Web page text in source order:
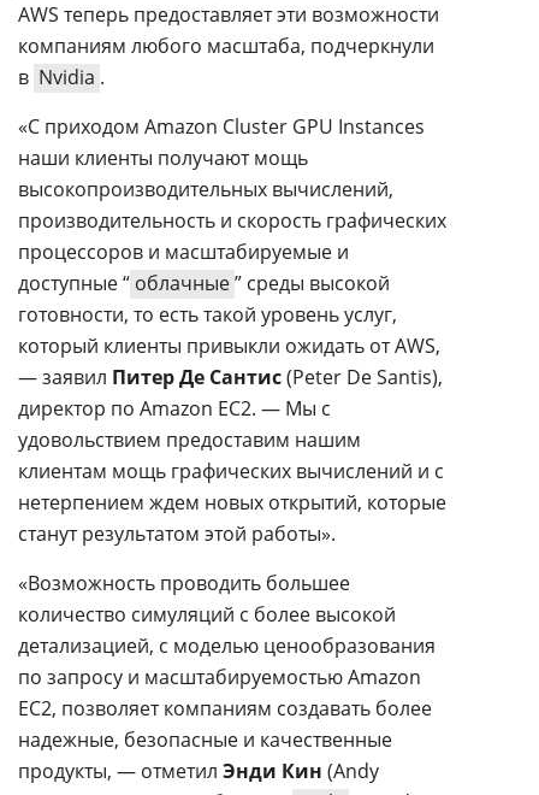
AWS теперь предоставляет эти возможности
компаниям любого масштаба, подчеркнули
в Nvidia .
«С приходом Amazon Cluster GPU Instances
наши клиенты получают мощь
высокопроизводительных вычислений,
производительность и скорость графических
процессоров и масштабируемые и
доступные “ облачные” среды высокой
готовности, то есть такой уровень услуг,
который клиенты привыкли ожидать от AWS,
— заявил Питер Де Сантис(Peter De Santis),
директор по Amazon EC2. — Мы с
удовольствием предоставим нашим
клиентам мощь графических вычислений и с
нетерпением ждем новых открытий, которые
станут результатом этой работы».
«Возможность проводить большее
количество симуляций с более высокой
детализацией, с моделью ценообразования
по запросу и масштабируемостью Amazon
EC2, позволяет компаниям создавать более
надежные, безопасные и качественные
продукты, — отметил Энди Кин (Andy